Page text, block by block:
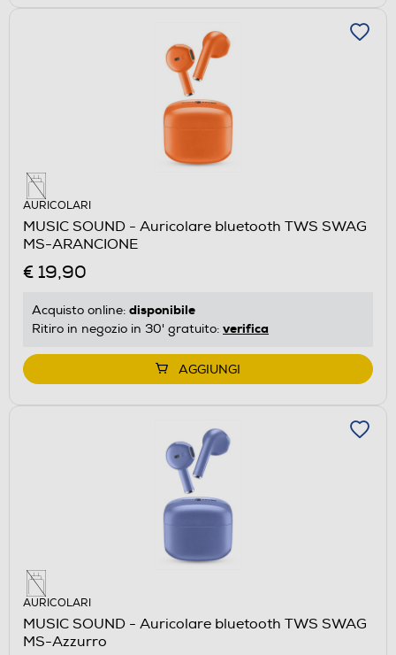
AURICOLARI
MUSIC SOUND - Auricolare bluetooth TWS SWAG
MS-ARANCIONE
€ 19,90
Acquisto online: disponibile
Ritiro in negozio in 30' gratuito: verifica
AGGIUNGI
AURICOLARI
MUSIC SOUND - Auricolare bluetooth TWS SWAG
MS-Azzurro